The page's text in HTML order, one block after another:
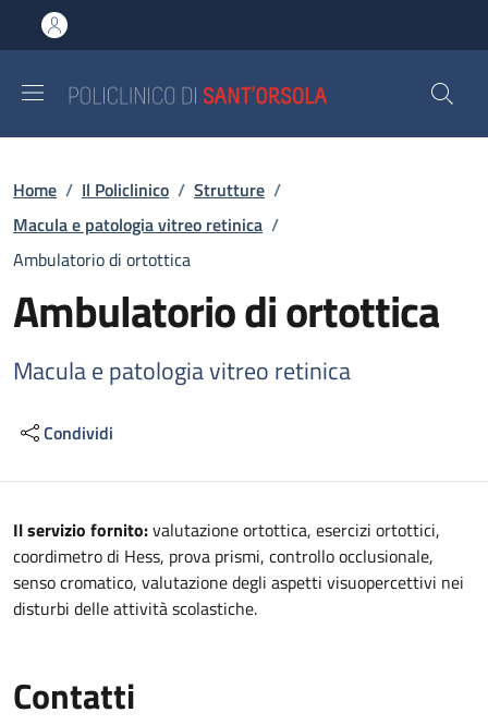
al contenuto principale
to footer content
Briciole di pane
Home / Il Policlinico / Strutture /
Macula e patologia vitreo retinica /
Ambulatorio di ortottica
Ambulatorio di ortottica
Macula e patologia vitreo retinica
Condividi
Descrizione
Il servizio fornito:valutazione ortottica, esercizi ortottici,
coordimetro di Hess, prova prismi, controllo occlusionale,
senso cromatico, valutazione degli aspetti visuopercettivi nei
disturbi delle attività scolastiche.
Contatti